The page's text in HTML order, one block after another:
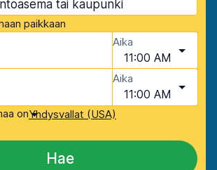
paikkaan
Aika
11:00 AM
Aika
11:00 AM
onYhdysvallat (USA)
Hae